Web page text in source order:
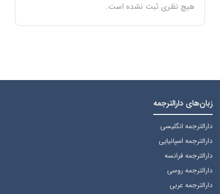
هیچ نظری ثبت نشده است.
زبان‌های دارالترجمه
دارالترجمه انگلیسی
دارالترجمه اسپانیایی
دارالترجمه فرانسه
دارالترجمه روسی
دارالترجمه عربی